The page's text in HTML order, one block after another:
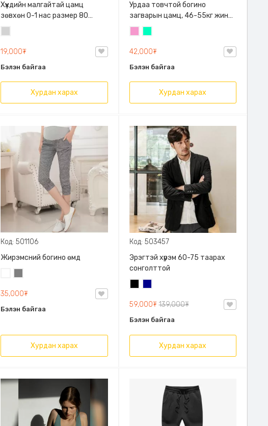
Хүүхдийн малгайтай цамц
зөвхөн 0-1 нас размер 80
сонголттой
19,000₮
Бэлэн байгаа
Хурдан харах
Урдаа товчтой богино
загварын цамц, 46-55кг жинд
таарна
42,000₮
Бэлэн байгаа
Хурдан харах
Код: 501106
Жирэмсний богино өмд
35,000₮
Бэлэн байгаа
Хурдан харах
Код: 503457
Эрэгтэй хүрэм 60-75 таарах
сонголттой
59,000₮139,000₮
Бэлэн байгаа
Хурдан харах